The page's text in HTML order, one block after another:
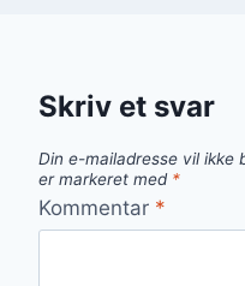
Skriv et svar
Din e-mailadresse vil ikke
er markeret med *
Kommentar *